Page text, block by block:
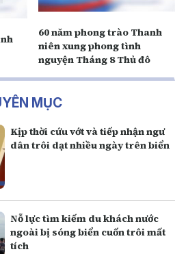
60 năm phong trào Thanh
niên xung phong tình
nguyện Tháng 8 Thủ đô
MỤC
Kịp thời cứu vớt và tiếp nhận ngư
dân trôi dạt nhiều ngày trên biển
Nỗ lực tìm kiếm du khách nước
ngoài bị sóng biển cuốn trôi mất
tích